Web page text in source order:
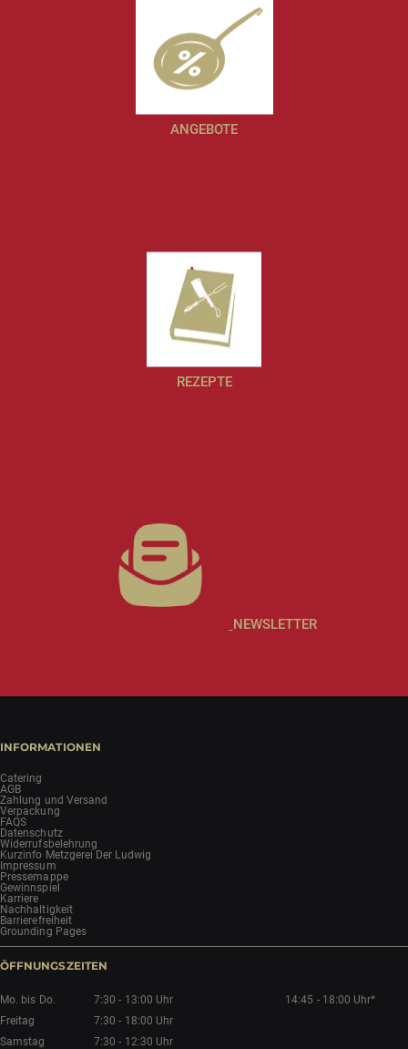
ANGEBOTE
REZEPTE
NEWSLETTER
INFORMATIONEN
Catering
AGB
Zahlung und Versand
Verpackung
FAQS
Datenschutz
Widerrufsbelehrung
Kurzinfo Metzgerei Der Ludwig
Impressum
Pressemappe
Gewinnspiel
Karriere
Nachhaltigkeit
Barrierefreiheit
Grounding Pages
ÖFFNUNGSZEITEN
Mo. bis Do. 7:30 - 13:00 Uhr
14:45 - 18:00 Uhr*
Freitag
7:30 - 18:00 Uhr
Samstag
7:30 - 12:30 Uhr